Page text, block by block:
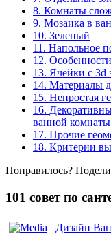
8. Комнаты
9. Мозаика в
10. Зеленый
11. Напольное
12.
13. Ячейки с 3d
14. Материалы
15. Непростая
16.
ванной комнаты
17. Прочие
18. Критерии
Понравилось?
101 совет по
Дизайн